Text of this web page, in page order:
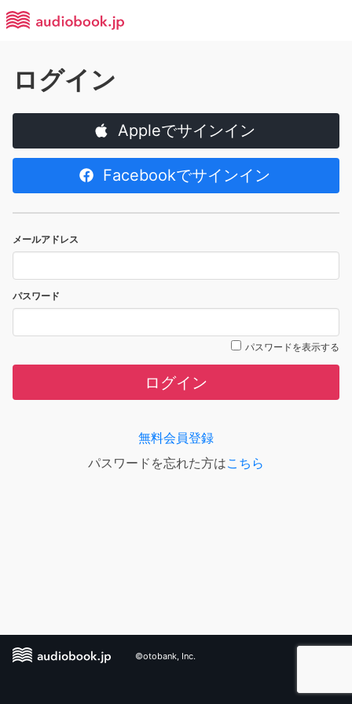
ログイン
Appleでサインイン
Facebookでサインイン
メールアドレス
パスワード
パスワードを表示する
ログイン
無料会員登録
パスワードを忘れた方はこちら
©otobank, Inc.